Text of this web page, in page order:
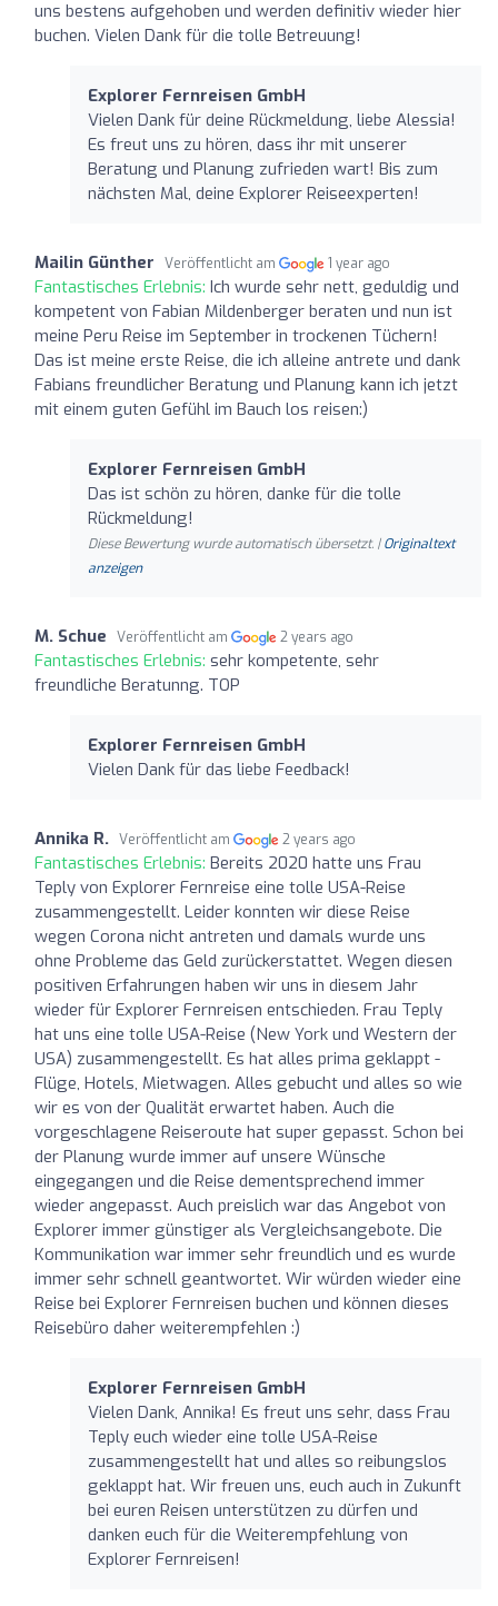
uns bestens aufgehoben und werden definitiv wieder hier
buchen. Vielen Dank für die tolle Betreuung!
Explorer Fernreisen GmbH
Vielen Dank für deine Rückmeldung, liebe Alessia!
Es freut uns zu hören, dass ihr mit unserer
Beratung und Planung zufrieden wart! Bis zum
nächsten Mal, deine Explorer Reiseexperten!
Mailin Günther Veröffentlicht am 1 year ago
Fantastisches Erlebnis: Ich wurde sehr nett, geduldig und
kompetent von Fabian Mildenberger beraten und nun ist
meine Peru Reise im September in trockenen Tüchern!
Das ist meine erste Reise, die ich alleine antrete und dank
Fabians freundlicher Beratung und Planung kann ich jetzt
mit einem guten Gefühl im Bauch los reisen:)
Explorer Fernreisen GmbH
Das ist schön zu hören, danke für die tolle
Rückmeldung!
Diese Bewertung wurde automatisch übersetzt. |Originaltext
anzeigen
M. Schue Veröffentlicht am 2 years ago
Fantastisches Erlebnis: sehr kompetente, sehr
freundliche Beratunng. TOP
Explorer Fernreisen GmbH
Vielen Dank für das liebe Feedback!
Annika R. Veröffentlicht am 2 years ago
Fantastisches Erlebnis: Bereits 2020 hatte uns Frau
Teply von Explorer Fernreise eine tolle USA-Reise
zusammengestellt. Leider konnten wir diese Reise
wegen Corona nicht antreten und damals wurde uns
ohne Probleme das Geld zurückerstattet. Wegen diesen
positiven Erfahrungen haben wir uns in diesem Jahr
wieder für Explorer Fernreisen entschieden. Frau Teply
hat uns eine tolle USA-Reise (New York und Western der
USA) zusammengestellt. Es hat alles prima geklappt -
Flüge, Hotels, Mietwagen. Alles gebucht und alles so wie
wir es von der Qualität erwartet haben. Auch die
vorgeschlagene Reiseroute hat super gepasst. Schon bei
der Planung wurde immer auf unsere Wünsche
eingegangen und die Reise dementsprechend immer
wieder angepasst. Auch preislich war das Angebot von
Explorer immer günstiger als Vergleichsangebote. Die
Kommunikation war immer sehr freundlich und es wurde
immer sehr schnell geantwortet. Wir würden wieder eine
Reise bei Explorer Fernreisen buchen und können dieses
Reisebüro daher weiterempfehlen :)
Explorer Fernreisen GmbH
Vielen Dank, Annika! Es freut uns sehr, dass Frau
Teply euch wieder eine tolle USA-Reise
zusammengestellt hat und alles so reibungslos
geklappt hat. Wir freuen uns, euch auch in Zukunft
bei euren Reisen unterstützen zu dürfen und
danken euch für die Weiterempfehlung von
Explorer Fernreisen!